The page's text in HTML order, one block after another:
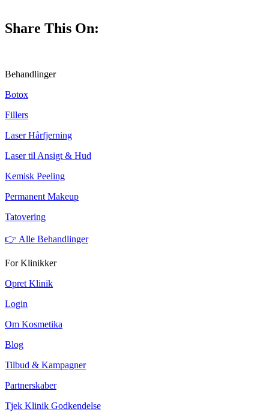
Share This On:
Behandlinger
Botox
Fillers
Laser Hårfjerning
Laser til Ansigt & Hud
Kemisk Peeling
Permanent Makeup
Tatovering
👉 Alle Behandlinger
For Klinikker
Opret Klinik
Login
Om Kosmetika
Blog
Tilbud & Kampagner
Partnerskaber
Tjek Klinik Godkendelse